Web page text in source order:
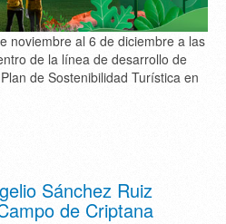
noviembre al 6 de diciembre a las
de la línea de desarrollo de
de Sostenibilidad Turística en
Sánchez Ruiz
de Criptana